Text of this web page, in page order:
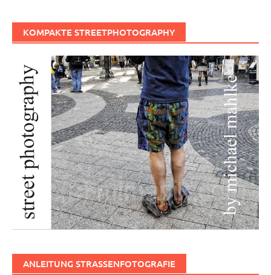
KOMPAKTE STREETPHOTOGRAPHY
ANLEITUNG STRASSENFOTOGRAFIE